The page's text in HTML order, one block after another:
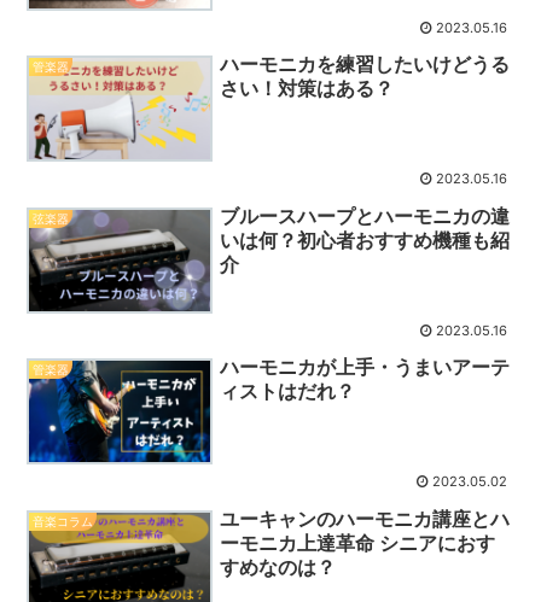
2023.05.16
管楽器
ハーモニカを練習したいけどうる
さい！対策はある？
2023.05.16
弦楽器
ブルースハープとハーモニカの違
いは何？初心者おすすめ機種も紹
介
2023.05.16
管楽器
ハーモニカが上手・うまいアーテ
ィストはだれ？
2023.05.02
音楽コラム
ユーキャンのハーモニカ講座とハ
ーモニカ上達革命 シニアにおす
すめなのは？